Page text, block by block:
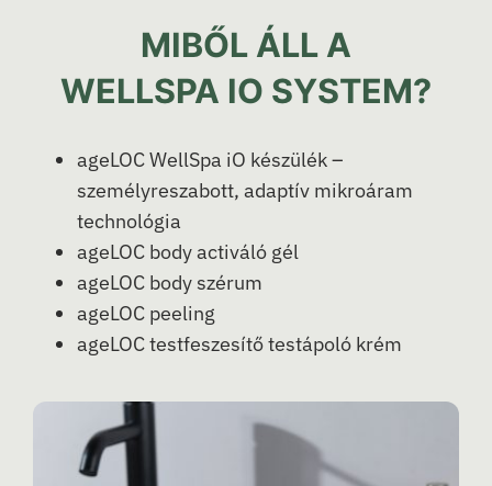
MIBŐL ÁLL A
WELLSPA IO SYSTEM?
ageLOC WellSpa iO készülék –
személyreszabott, adaptív mikroáram
technológia
ageLOC body activáló gél
ageLOC body szérum
ageLOC peeling
ageLOC testfeszesítő testápoló krém